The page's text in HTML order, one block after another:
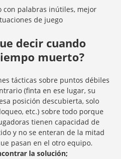
con palabras inútiles, mejor
de juego
decir cuando
muerto?
tácticas sobre puntos débiles
(finta en ese lugar, su
posición descubierta, solo
etc.) sobre todo porque
tienen capacidad de
y no se enteran de la mitad
pasan en el otro equipo.
la solución;